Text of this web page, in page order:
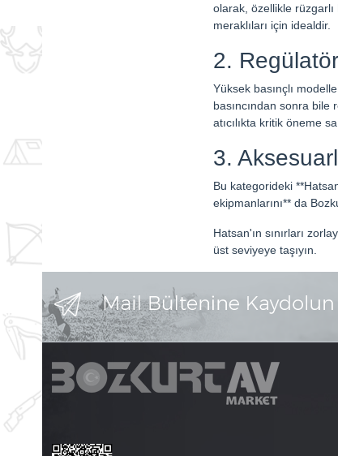
olarak, özellikle rüzgarlı
meraklıları için idealdir.
2.
Yüksek basınçlı
basıncından sonra bile
atıcılıkta kritik öneme
3.
Bu kategorideki
ekipmanlarını** da
Hatsan'ın sınırları
üst seviyeye taşıyın.